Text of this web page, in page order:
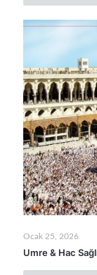
Ocak 25, 2026
Umre & Hac